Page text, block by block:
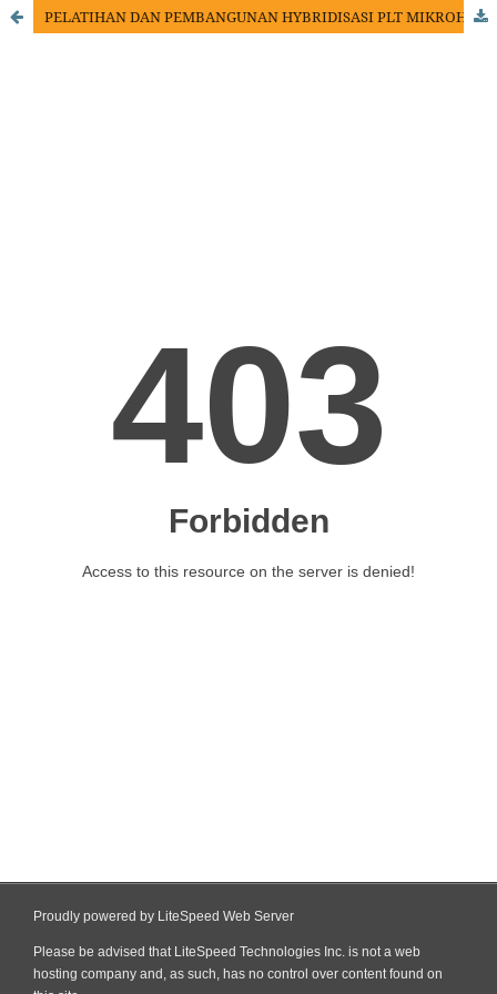
PELATIHAN DAN PEMBANGUNAN HYBRIDISASI PLT MIKROHYDRO–PLT SOLAR POWER DI GEREJA KATOLIK ST.ANNA LEKKE KEC. SIMBUANG KABUPATEN TANA TORAJA